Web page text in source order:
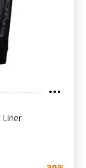
Liner